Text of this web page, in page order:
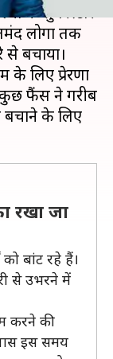
के सुपरस्टार
लोगों तक
बचाया।
लिए प्रेरणा
कुछ फैंस ने गरीब
बचाने के लिए
रखा जा
बांट रहे हैं।
से उभरने में
करने की
इस समय